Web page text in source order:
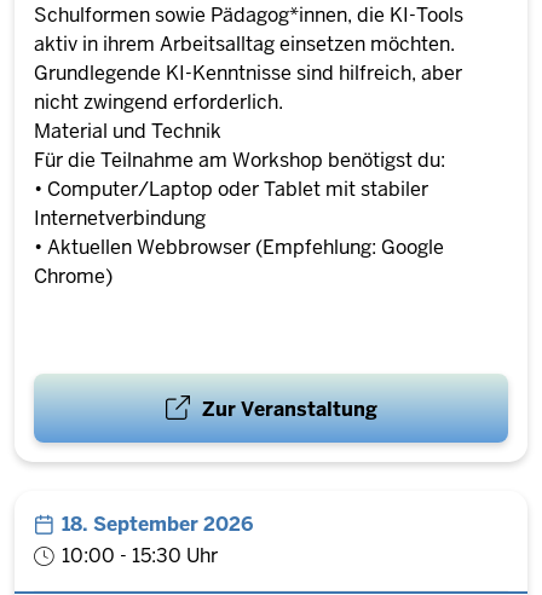
Schulformen sowie Pädagog*innen, die KI-Tools
aktiv in ihrem Arbeitsalltag einsetzen möchten.
Grundlegende KI-Kenntnisse sind hilfreich, aber
nicht zwingend erforderlich.
Material und Technik
Für die Teilnahme am Workshop benötigst du:
• Computer/Laptop oder Tablet mit stabiler
Internetverbindung
• Aktuellen Webbrowser (Empfehlung: Google
Chrome)
Zur Veranstaltung
18. September 2026
10:00 - 15:30 Uhr